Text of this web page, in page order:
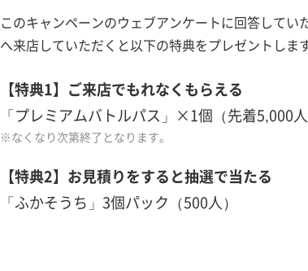
このキャンペーンのウェブアンケートに回答して
へ来店していただくと以下の特典をプレゼントします
【特典1】ご来店でもれなくもらえる
「プレミアムバトルパス」×1個（先着5,000人
※なくなり次第終了となります。
【特典2】お見積りをすると抽選で当たる
「ふかそうち」3個パック（500人）